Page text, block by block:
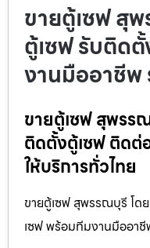
ขายตู้เซฟ สุ
ตู้เซฟ รับติด
งานมืออาชีพ
ขายตู้เซฟ สุพรร
ติดตั้งตู้เซฟ ติดต่
ให้บริการทั่วไทย
ขายตู้เซฟ สุพรรณบุรี โด
เซฟ พร้อมทีมงานมืออา